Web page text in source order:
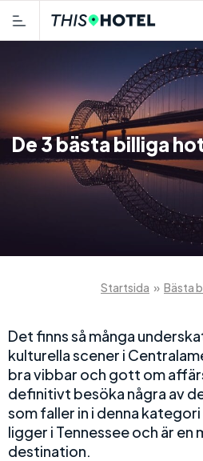
De 3 bästa billiga
Startsida » Bästa
Det finns så många
kulturella scener i
bra vibbar och gott om
definitivt besöka några av
som faller in i denna
ligger i Tennessee och är
destination.